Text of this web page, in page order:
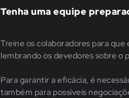
Tenha uma equipe
Treine os colaboradores para
lembrando os devedores sobre o
Para garantir a eficácia, é
também para possíveis